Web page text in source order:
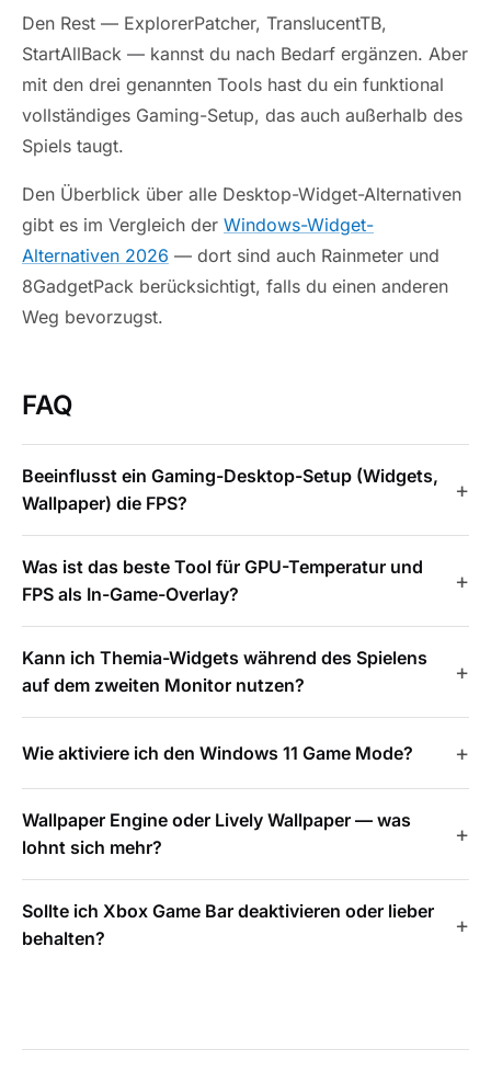
Den Rest — ExplorerPatcher, TranslucentTB,
StartAllBack — kannst du nach Bedarf ergänzen. Aber
mit den drei genannten Tools hast du ein funktional
vollständiges Gaming-Setup, das auch außerhalb des
Spiels taugt.
Den Überblick über alle Desktop-Widget-Alternativen
gibt es im Vergleich der Windows-Widget-
Alternativen 2026 — dort sind auch Rainmeter und
8GadgetPack berücksichtigt, falls du einen anderen
Weg bevorzugst.
FAQ
Beeinflusst ein Gaming-Desktop-Setup (Widgets,
Wallpaper) die FPS?
Was ist das beste Tool für GPU-Temperatur und
FPS als In-Game-Overlay?
Kann ich Themia-Widgets während des Spielens
auf dem zweiten Monitor nutzen?
Wie aktiviere ich den Windows 11 Game Mode?
Wallpaper Engine oder Lively Wallpaper — was
lohnt sich mehr?
Sollte ich Xbox Game Bar deaktivieren oder lieber
behalten?